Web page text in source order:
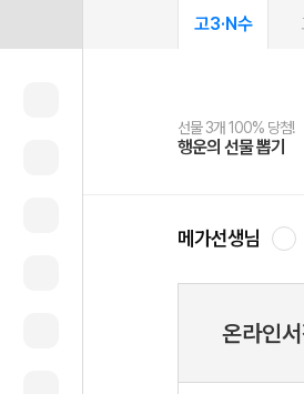
고3·N수
선물 3개 100% 당첨!
행운의 선물 뽑기
선물 100% 증정!
메가스터디 X 올리브
여름방학 스터디 캐시백
메가런 썸머스쿨
2027 러셀 단과
강사 공개선발
스마트러닝앱
설문 EVENT
메가패스
3일 무료 체험권
메가패스 수강생 무료혜
메가클럽 멤버십
사회공헌 캠페인
희망이룸 메가나눔
메가선생님
온라인